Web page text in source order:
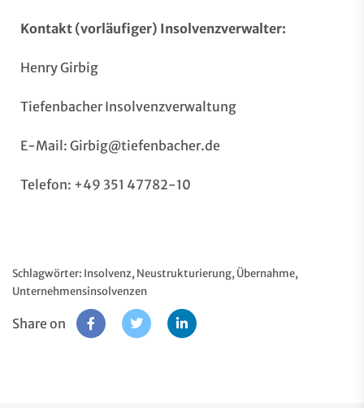
Kontakt (vorläufiger) Insolvenzverwalter:
Henry Girbig
Tiefenbacher Insolvenzverwaltung
E-Mail: Girbig@tiefenbacher.de
Telefon: +49 351 47782-10
Schlagwörter: Insolvenz, Neustrukturierung, Übernahme,
Unternehmensinsolvenzen
Share on